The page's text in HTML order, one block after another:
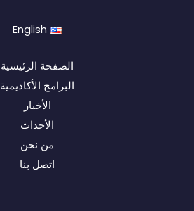
English
الصفحة الرئيسية
البرامج الأكاديمية
الأخبار
الأحداث
من نحن
اتصل بنا